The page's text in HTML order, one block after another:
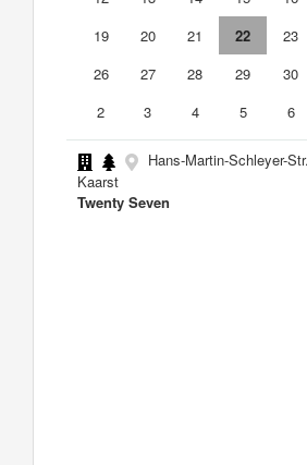
19
20 21 22 23
26
27 28 29 30
2
3 4 5 6
Hans-Martin-Schleyer-
Kaarst
Twenty Seven